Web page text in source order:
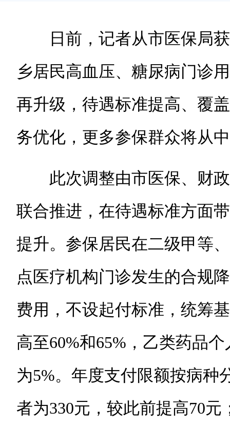
日前，记者从市医保局获
乡居民高血压、糖尿病门诊
再升级，待遇标准提高、覆
务优化，更多参保群众将从
此次调整由市医保、财政
联合推进，在待遇标准方面
提升。参保居民在二级甲等
点医疗机构门诊发生的合规
费用，不设起付标准，统筹
高至60%和65%，乙类药品
为5%。年度支付限额按病种
者为330元，较此前提高70元